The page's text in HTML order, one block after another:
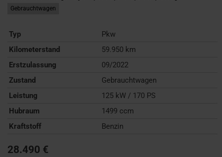
Gebrauchtwagen
Typ
Pkw
Kilometerstand
59.950 km
Erstzulassung
09/2022
Zustand
Gebrauchtwagen
Leistung
125 kW / 170 PS
Hubraum
1499 ccm
Kraftstoff
Benzin
28.490 €